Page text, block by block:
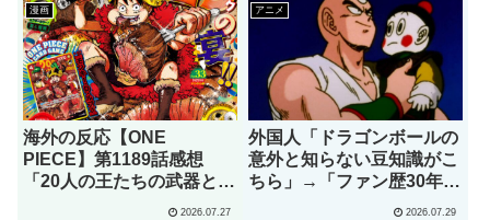
漫画
海外の反応【ONE
PIECE】第1189話感想
「20人の王たちの武器とし
2026.07.27
アニメ
外国人「ドラゴンボールの
意外と知らない豆知識がこ
ちら」→「ファン歴30年で
2026.07.29